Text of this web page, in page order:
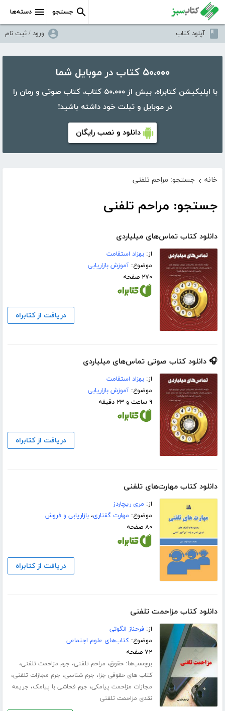
دسته‌ها جستجو
آپلود کتاب ورود / ثبت نام
۵۰،۰۰۰ کتاب در موبایل شما
با اپلیکیشن کتابراه، بیش از ۵۰،۰۰۰ کتاب، کتاب صوتی و رمان را
در موبایل و تبلت خود داشته باشید!
دانلود و نصب رایگان
خانه › جستجو: مراحم تلفنی
جستجو: مراحم تلفنی
دانلود کتاب تماس‌های میلیاردی
از:بهزاد استقامت
موضوع:آموزش بازاریابی
۲۷۰ صفحه
دریافت از کتابراه
🎧 دانلود کتاب صوتی تماس‌های میلیاردی
از:بهزاد استقامت
موضوع:آموزش بازاریابی
۹ ساعت و ۲۳ دقیقه
دریافت از کتابراه
دانلود کتاب مهارت‌های تلفنی
از: مری ریچاردز
موضوع: مهارت گفتاری،بازاریابی و فروش
۸۰ صفحه
دریافت از کتابراه
دانلود کتاب مزاحمت تلفنی
از:فرحناز انگوتی
موضوع:کتاب‌های علوم اجتماعی
۷۲ صفحه
برچسب‌ها:حقوق، مراحم تلفنی، جرم مزاحمت تلفنی،
کتاب های حقوقی جزا، جرم شناسی، جرم مجازات تلفنی،
مجازات مزاحمت پیامکی، جرم فحاشی با پیامک، جریمه
نقدی مزاحمت تلفنی